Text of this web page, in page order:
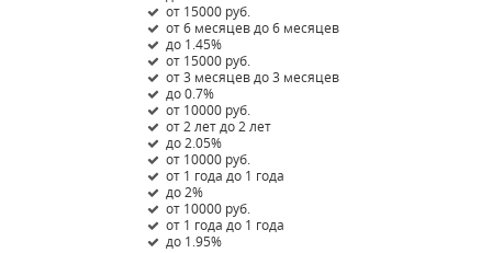
от 15000 руб.
от 6 месяцев до 6 месяцев
до 1.45%
от 15000 руб.
от 3 месяцев до 3 месяцев
до 0.7%
от 10000 руб.
от 2 лет до 2 лет
до 2.05%
от 10000 руб.
от 1 года до 1 года
до 2%
от 10000 руб.
от 1 года до 1 года
до 1.95%